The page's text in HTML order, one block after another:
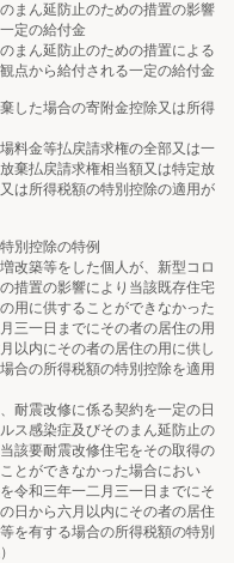
まん延防止のための措置の影響
定の給付金
ん延防止のための措置による
点から給付される一定の給付金
した場合の寄附金控除又は所得
料金等払戻請求権の全部又は一
棄払戻請求権相当額又は特定放
は所得税額の特別控除の適用が
別控除の特例
築等をした個人が、新型コロ
措置の影響により当該既存住宅
用に供することができなかった
三一日までにその者の居住の用
以内にその者の居住の用に供し
合の所得税額の特別控除を適用
震改修に係る契約を一定の日
ス感染症及びそのまん延防止の
該要耐震改修住宅をその取得の
とができなかった場合におい
令和三年一二月三一日までにそ
日から六月以内にその者の居住
を有する場合の所得税額の特別